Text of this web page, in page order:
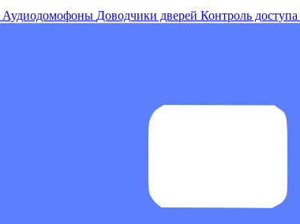
Аудиодомофоны Доводчики дверей Контроль доступа